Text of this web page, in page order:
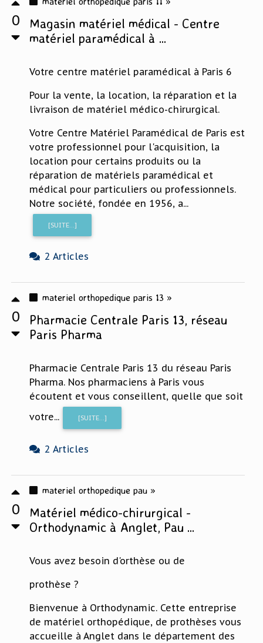
0
Magasin matériel médical - Centre
matériel paramédical à ...
Votre centre matériel paramédical à Paris 6
Pour la vente, la location, la réparation et la
livraison de matériel médico-chirurgical.
Votre Centre Matériel Paramédical de Paris est
votre professionnel pour l'acquisition, la
location pour certains produits ou la
réparation de matériels paramédical et
médical pour particuliers ou professionnels.
Notre société, fondée en 1956, a...
[SUITE...]
2 Articles
0
materiel orthopedique paris 13 »
Pharmacie Centrale Paris 13, réseau
Paris Pharma
Pharmacie Centrale Paris 13 du réseau Paris
Pharma. Nos pharmaciens à Paris vous
écoutent et vous conseillent, quelle que soit
votre...
[SUITE...]
2 Articles
0
materiel orthopedique pau »
Matériel médico-chirurgical -
Orthodynamic à Anglet, Pau ...
Vous avez besoin d'orthèse ou de
prothèse ?
Bienvenue à Orthodynamic. Cette entreprise
de matériel orthopédique, de prothèses vous
accueille à Anglet dans le département des